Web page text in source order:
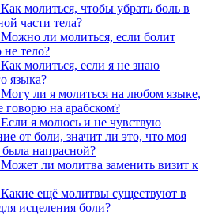
молиться, чтобы убрать боль в
части тела?
ли молиться, если болит
тело?
молиться, если я не знаю
языка?
ли я молиться на любом языке,
говорю на арабском?
я молюсь и не чувствую
от боли, значит ли это, что моя
напрасной?
ли молитва заменить визит к
ещё молитвы существуют в
исцеления боли?